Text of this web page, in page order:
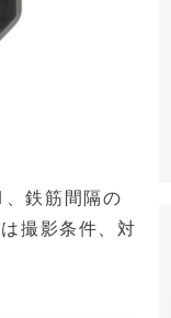
鉄筋間隔の
撮影条件、対